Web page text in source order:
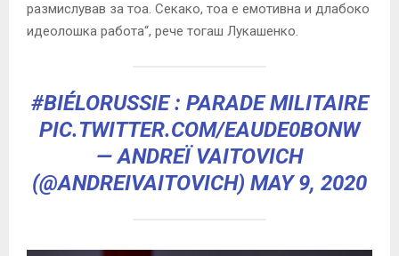
размислував за тоа. Секако, тоа е емотивна и длабоко
идеолошка работа“, рече тогаш Лукашенко.
#BIÉLORUSSIE: PARADE MILITAIRE
PIC.TWITTER.COM/EAUDE0BONW
— ANDREÏ VAITOVICH
(@ANDREIVAITOVICH) MAY 9, 2020